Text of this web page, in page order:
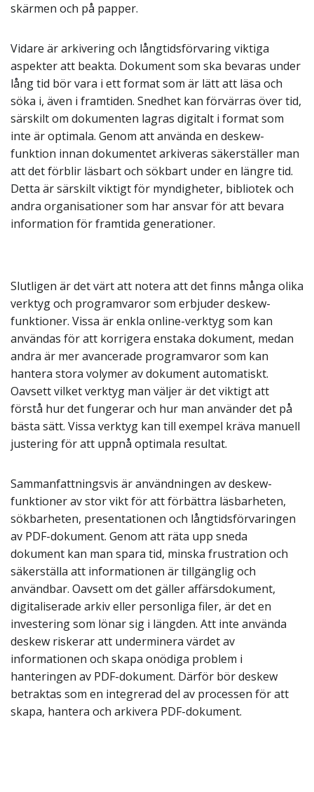
skärmen och på papper.
Vidare är arkivering och långtidsförvaring viktiga
aspekter att beakta. Dokument som ska bevaras under
lång tid bör vara i ett format som är lätt att läsa och
söka i, även i framtiden. Snedhet kan förvärras över tid,
särskilt om dokumenten lagras digitalt i format som
inte är optimala. Genom att använda en deskew-
funktion innan dokumentet arkiveras säkerställer man
att det förblir läsbart och sökbart under en längre tid.
Detta är särskilt viktigt för myndigheter, bibliotek och
andra organisationer som har ansvar för att bevara
information för framtida generationer.
Slutligen är det värt att notera att det finns många olika
verktyg och programvaror som erbjuder deskew-
funktioner. Vissa är enkla online-verktyg som kan
användas för att korrigera enstaka dokument, medan
andra är mer avancerade programvaror som kan
hantera stora volymer av dokument automatiskt.
Oavsett vilket verktyg man väljer är det viktigt att
förstå hur det fungerar och hur man använder det på
bästa sätt. Vissa verktyg kan till exempel kräva manuell
justering för att uppnå optimala resultat.
Sammanfattningsvis är användningen av deskew-
funktioner av stor vikt för att förbättra läsbarheten,
sökbarheten, presentationen och långtidsförvaringen
av PDF-dokument. Genom att räta upp sneda
dokument kan man spara tid, minska frustration och
säkerställa att informationen är tillgänglig och
användbar. Oavsett om det gäller affärsdokument,
digitaliserade arkiv eller personliga filer, är det en
investering som lönar sig i längden. Att inte använda
deskew riskerar att underminera värdet av
informationen och skapa onödiga problem i
hanteringen av PDF-dokument. Därför bör deskew
betraktas som en integrerad del av processen för att
skapa, hantera och arkivera PDF-dokument.